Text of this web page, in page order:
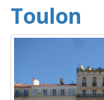
Toulon